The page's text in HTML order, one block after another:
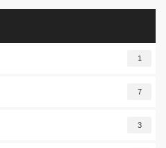
1
7
3